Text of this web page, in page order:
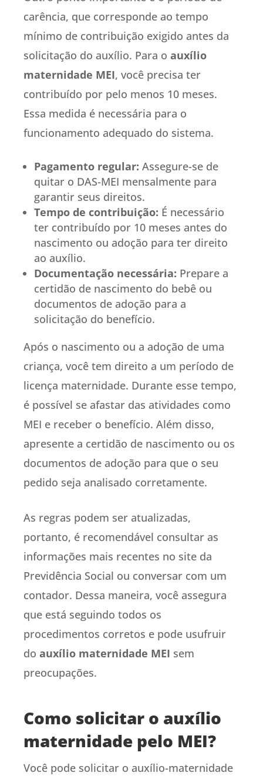
carência, que corresponde ao tempo
mínimo de contribuição exigido antes da
solicitação do auxílio. Para o auxílio
maternidade MEI, você precisa ter
contribuído por pelo menos 10 meses.
Essa medida é necessária para o
funcionamento adequado do sistema.
Pagamento regular: Assegure-se de
quitar o DAS-MEI mensalmente para
garantir seus direitos.
Tempo de contribuição: É necessário
ter contribuído por 10 meses antes do
nascimento ou adoção para ter direito
ao auxílio.
Documentação necessária: Prepare a
certidão de nascimento do bebê ou
documentos de adoção para a
solicitação do benefício.
Após o nascimento ou a adoção de uma
criança, você tem direito a um período de
licença maternidade. Durante esse tempo,
é possível se afastar das atividades como
MEI e receber o benefício. Além disso,
apresente a certidão de nascimento ou os
documentos de adoção para que o seu
pedido seja analisado corretamente.
As regras podem ser atualizadas,
portanto, é recomendável consultar as
informações mais recentes no site da
Previdência Social ou conversar com um
contador. Dessa maneira, você assegura
que está seguindo todos os
procedimentos corretos e pode usufruir
do auxílio maternidade MEI sem
preocupações.
Como solicitar o auxílio
maternidade pelo MEI?
Você pode solicitar o auxílio-maternidade